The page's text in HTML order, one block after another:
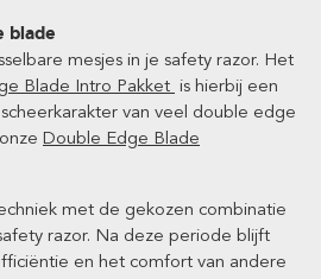
blade
mesjes in je safety razor. Het
Blade Intro Pakket is hierbij een
van veel double edge
Double Edge Blade
met de gekozen combinatie
razor. Na deze periode blijft
en het comfort van andere